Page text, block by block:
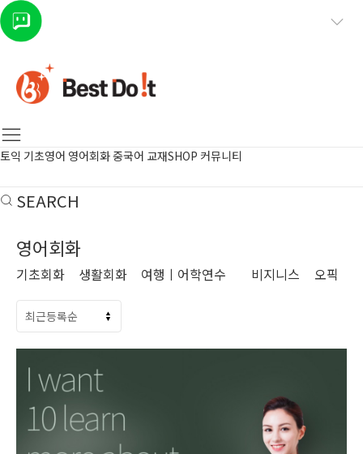
토익 기초영어 영어회화중국어 교재SHOP 커뮤니티
SEARCH
영어회화
기초회화 생활회화 여행ㅣ어학연수 비지니스 오픽